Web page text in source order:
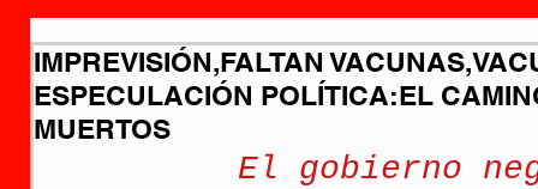
IMPREVISIÓN,FALTAN
ESPECULACIÓN POLÍTICA:EL
MUERTOS
El gobierno